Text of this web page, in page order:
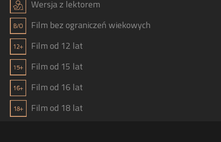
j Wersja z lektorem
Film bez ograniczeń wiekowych
Film od 12 lat
Film od 15 lat
Film od 16 lat
Film od 18 lat